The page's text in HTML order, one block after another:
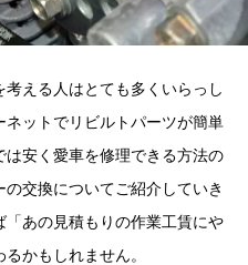
える人はとても多くいらっし
ットでリビルトパーツが簡単
安く愛車を修理できる方法の
交換についてご紹介していき
「あの見積もりの作業工賃にや
かもしれません。